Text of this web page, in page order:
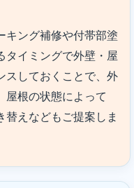
キング補修や付帯部塗
タイミングで外壁・屋
スしておくことで、外
屋根の状態によって
替えなどもご提案しま